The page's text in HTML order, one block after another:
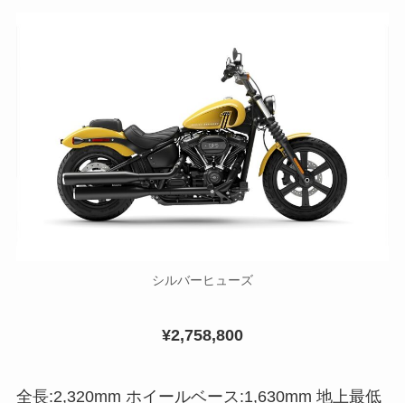
シルバーヒューズ
¥2,758,800
全長:2,320mm ホイールベース:1,630mm 地上最低